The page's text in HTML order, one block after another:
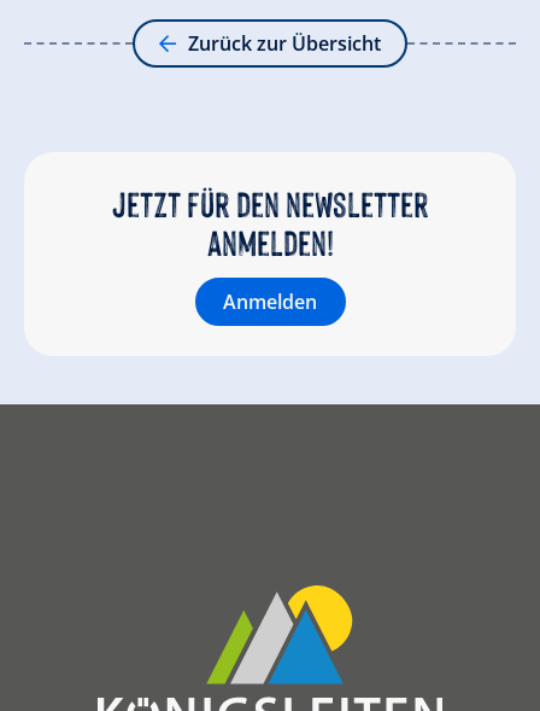
Zurück zur Übersicht
Jetzt für den newsletter
anmelden!
Anmelden